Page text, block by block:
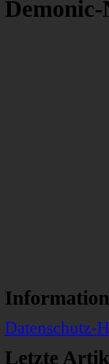
Datenschutz-
Letzte